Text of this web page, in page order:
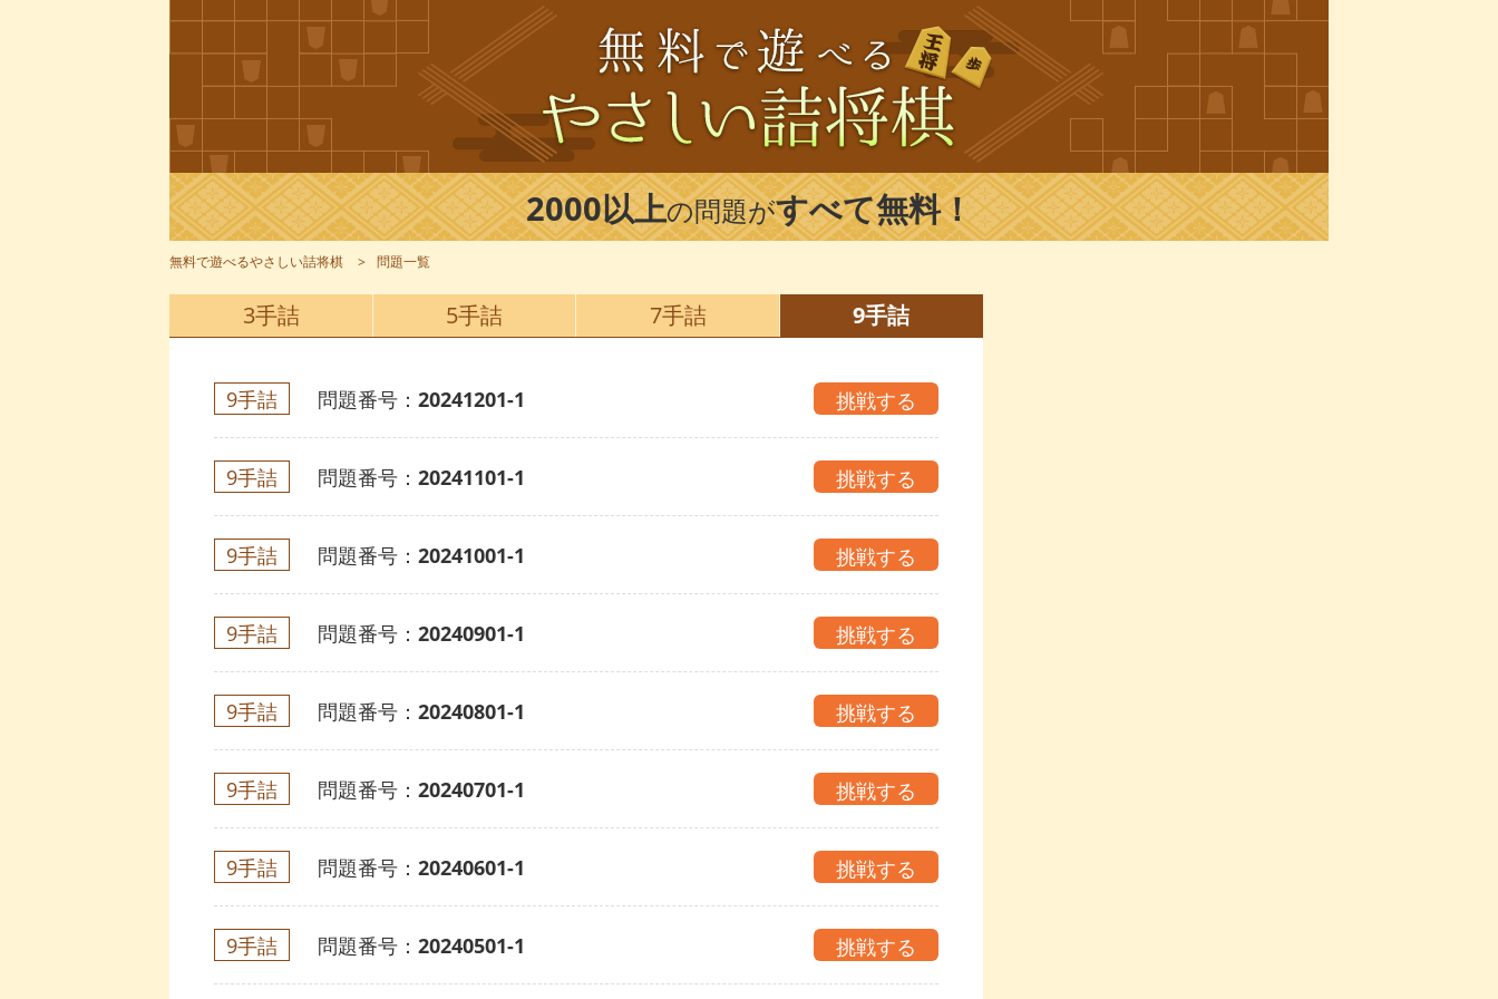
2000以上の問題がすべて無料！
無料で遊べるやさしい詰将棋 問題一覧
3手詰 5手詰 7手詰 9手詰
9手詰 問題番号： 20241201-1 挑戦する
9手詰 問題番号： 20241101-1 挑戦する
9手詰 問題番号： 20241001-1 挑戦する
9手詰 問題番号： 20240901-1 挑戦する
9手詰 問題番号： 20240801-1 挑戦する
9手詰 問題番号： 20240701-1 挑戦する
9手詰 問題番号： 20240601-1 挑戦する
9手詰 問題番号： 20240501-1 挑戦する